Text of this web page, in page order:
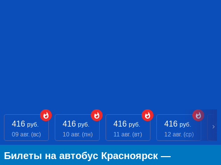
416 руб.
09 авг. (вс)
416 руб.
10 авг. (пн)
416 руб.
11 авг. (вт)
416 руб.
12 авг. (ср)
Билеты на автобус Красноярск —